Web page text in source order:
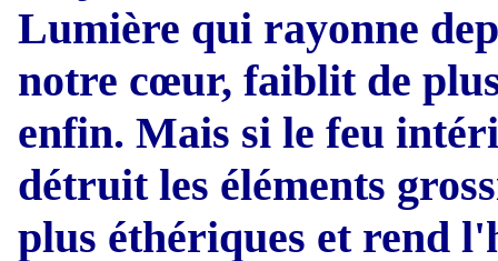
Lumière qui rayonne
notre cœur, faiblit de
enfin. Mais si le feu
détruit les éléments
plus éthériques et rend